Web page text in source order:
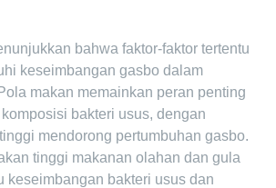
bahwa faktor-faktor tertentu
keseimbangan gasbo dalam
makan memainkan peran penting
bakteri usus, dengan
mendorong pertumbuhan gasbo.
tinggi makanan olahan dan gula
keseimbangan bakteri usus dan